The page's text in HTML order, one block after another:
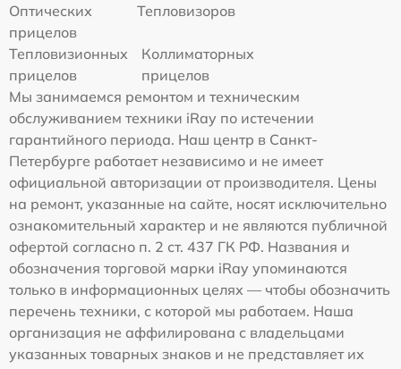
Оптических
прицелов
Тепловизоров
Тепловизионных
прицелов
Коллиматорных
прицелов
Мы занимаемся ремонтом и техническим
обслуживанием техники iRay по истечении
гарантийного периода. Наш центр в Санкт-
Петербурге работает независимо и не имеет
официальной авторизации от производителя. Цены
на ремонт, указанные на сайте, носят исключительно
ознакомительный характер и не являются публичной
офертой согласно п. 2 ст. 437 ГК РФ. Названия и
обозначения торговой марки iRay упоминаются
только в информационных целях — чтобы обозначить
перечень техники, с которой мы работаем. Наша
организация не аффилирована с владельцами
указанных товарных знаков и не представляет их